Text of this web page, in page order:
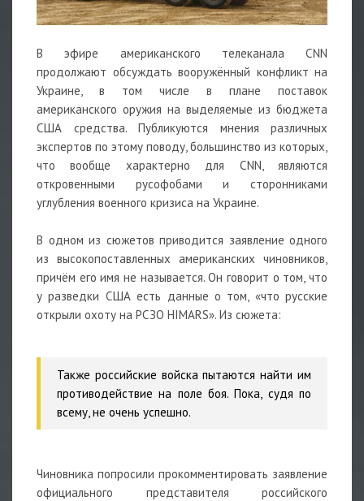
В эфире американского телеканала CNN
продолжают обсуждать вооружённый конфликт на
Украине, в том числе в плане поставок
американского оружия на выделяемые из бюджета
США средства. Публикуются мнения различных
экспертов по этому поводу, большинство из которых,
что вообще характерно для CNN, являются
откровенными русофобами и сторонниками
углубления военного кризиса на Украине.
В одном из сюжетов приводится заявление одного
из высокопоставленных американских чиновников,
причём его имя не называется. Он говорит о том, что
у разведки США есть данные о том, «что русские
открыли охоту на РСЗО HIMARS». Из сюжета:
Также российские войска пытаются найти им
противодействие на поле боя. Пока, судя по
всему, не очень успешно.
Чиновника попросили прокомментировать заявление
официального представителя российского